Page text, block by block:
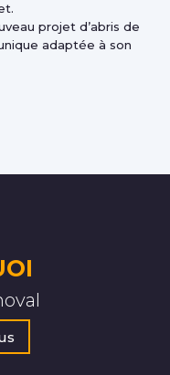
projet d’abris de
adaptée à son